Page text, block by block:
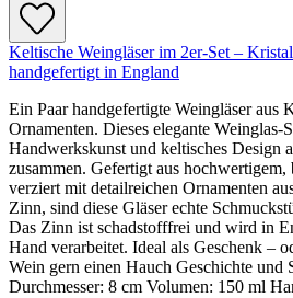
Keltische Weingläser im 2er-Set –
handgefertigt in England
Ein Paar handgefertigte Weingläser aus
Ornamenten. Dieses elegante Weinglas-
Handwerkskunst und keltisches Design
zusammen. Gefertigt aus
verziert mit detailreichen Ornamenten
Zinn, sind diese Gläser echte
Das Zinn ist schadstofffrei und wird in
Hand verarbeitet. Ideal als Geschenk –
Wein gern einen Hauch Geschichte und
Durchmesser: 8 cm Volumen: 150 ml